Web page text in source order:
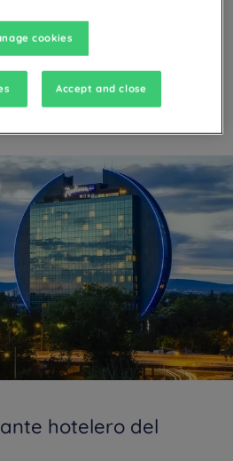
Posee, directa o indirectamente,
Jin Jiang Investment y Jin
hotelero del
cookies
Accept and close